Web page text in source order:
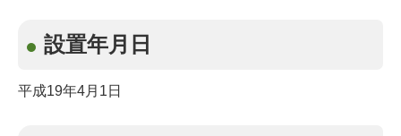
設置年月日
平成19年4月1日